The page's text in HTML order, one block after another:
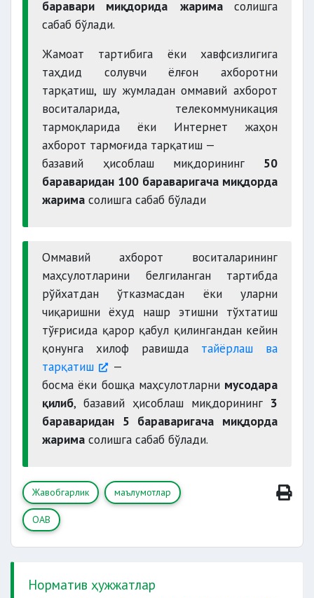
баравари миқдорида
жаримасолишга
сабаб бўлади.
Жамоат тартибига ёки хавфсизлигига
таҳдид солувчи ёлғон ахборотни
тарқатиш, шу жумладан оммавий ахборот
воситаларида, телекоммуникация
тармоқларида ёки Интернет жаҳон
ахборот тармоғида тарқатиш —
базавий ҳисоблаш миқдорининг 50
бараваридан 100 бараваригача миқдорда
жарима солишга сабаб бўлади
Оммавий ахборот воситаларининг
маҳсулотларини белгиланган тартибда
рўйхатдан ўтказмасдан ёки уларни
чиқаришни ёхуд нашр этишни тўхтатиш
тўғрисида қарор қабул қилингандан кейин
қонунга хилоф равишда тайёрлаш ва
тарқатиш
—
босма ёки бошқа маҳсулотларни мусодара
қилиб, базавий ҳисоблаш миқдорининг 3
бараваридан 5 бараваригача миқдорда
жарима солишга сабаб бўлади.
Жавобгарлик маълумотлар
ОАВ
Норматив ҳужжатлар